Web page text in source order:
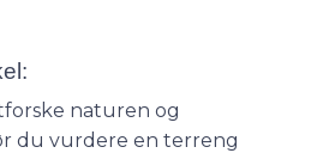
naturen og
du vurdere en terreng